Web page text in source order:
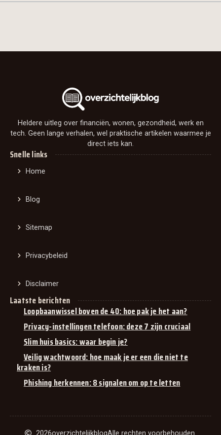
Heldere uitleg over financiën, wonen, gezondheid, werk en
tech. Geen lange verhalen, wel praktische artikelen waarmee je
direct iets kan.
Snelle links
Home
Blog
Sitemap
Privacybeleid
Disclaimer
Laatste berichten
Loopbaanwissel boven de 40: hoe pak je het aan?
Privacy-instellingen telefoon: deze 7 zijn cruciaal
Slim huis basics: waar begin je?
Veilig wachtwoord: hoe maak je er een die niet te
kraken is?
Phishing herkennen: 8 signalen om op te letten
2026overzichtelijkblogAlle rechten voorbehouden.